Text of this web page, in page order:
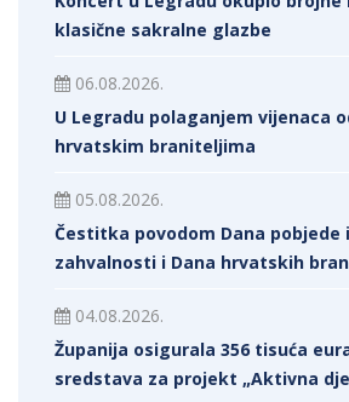
klasične sakralne glazbe
06.08.2026.
U Legradu polaganjem vijenaca
hrvatskim braniteljima
05.08.2026.
Čestitka povodom Dana pobjede
zahvalnosti i Dana hrvatskih
04.08.2026.
Županija osigurala 356 tisuća
sredstava za projekt „Aktivna